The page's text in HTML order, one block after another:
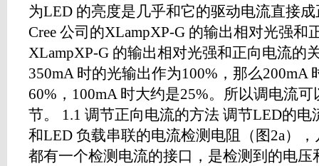
为LED 的亮度是几乎和它的驱动电流直接
Cree 公司的XLampXP-G 的输出相对光强和
XLampXP-G 的输出相对光强和正向电流的
350mA 时的光输出作为100%，那么200mA
60%，100mA 时大约是25%。所以调电流
节。 1.1 调节正向电流的方法 调节LED的
和LED 负载串联的电流检测电阻（图2a）
都有一个检测电流的接口，是检测到的电